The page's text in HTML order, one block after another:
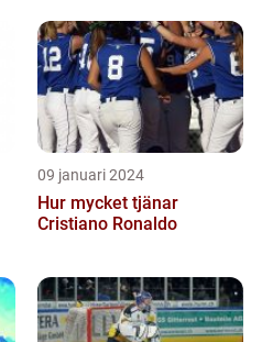
09 januari 2024
Hur mycket tjänar
Cristiano Ronaldo